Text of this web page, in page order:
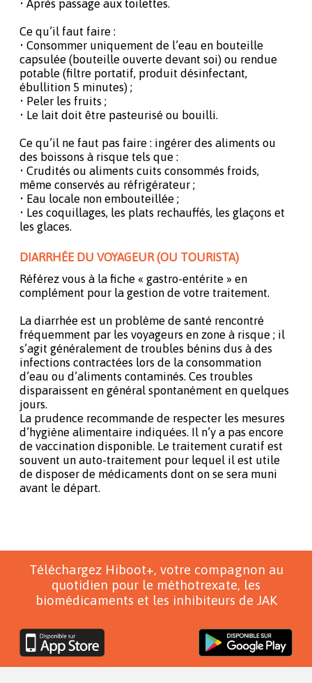
• Après passage aux toilettes.
Ce qu’il faut faire :
• Consommer uniquement de l’eau en bouteille
capsulée (bouteille ouverte devant soi) ou rendue
potable (filtre portatif, produit désinfectant,
ébullition 5 minutes) ;
• Peler les fruits ;
• Le lait doit être pasteurisé ou bouilli.
Ce qu’il ne faut pas faire : ingérer des aliments ou
des boissons à risque tels que :
• Crudités ou aliments cuits consommés froids,
même conservés au réfrigérateur ;
• Eau locale non embouteillée ;
• Les coquillages, les plats rechauffés, les glaçons et
les glaces.
DIARRHÉE DU VOYAGEUR (OU TOURISTA)
Référez vous à la fiche « gastro-entérite » en
complément pour la gestion de votre traitement.
La diarrhée est un problème de santé rencontré
fréquemment par les voyageurs en zone à risque ; il
s’agit généralement de troubles bénins dus à des
infections contractées lors de la consommation
d’eau ou d’aliments contaminés. Ces troubles
disparaissent en général spontanément en quelques
jours.
La prudence recommande de respecter les mesures
d’hygiène alimentaire indiquées. Il n’y a pas encore
de vaccination disponible. Le traitement curatif est
souvent un auto-traitement pour lequel il est utile
de disposer de médicaments dont on se sera muni
avant le départ.
Téléchargez Hiboot+, votre compagnon au
quotidien pour le méthotrexate, les
biomédicaments et les inhibiteurs de JAK